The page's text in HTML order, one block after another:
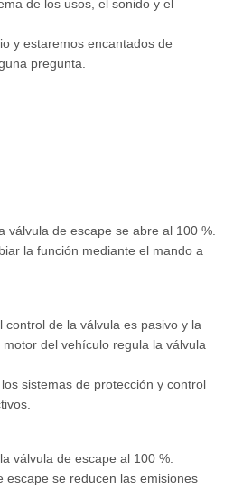
de los usos, el sonido y el
y estaremos encantados de
pregunta.
válvula de escape se abre al 100 %.
la función mediante el mando a
control de la válvula es pasivo y la
del vehículo regula la válvula
sistemas de protección y control
válvula de escape al 100 %.
escape se reducen las emisiones